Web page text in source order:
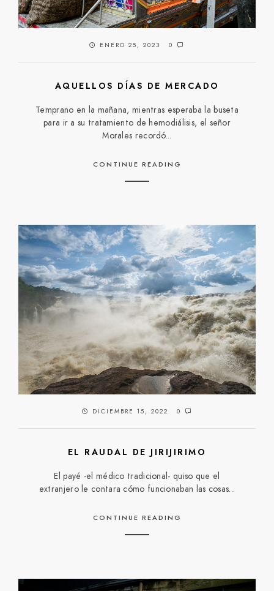
ENERO 25, 2023 0
AQUELLOS DÍAS DE MERCADO
Temprano en la mañana, mientras esperaba la buseta
para ir a su tratamiento de hemodiálisis, el señor
Morales recordó...
CONTINUE READING
DICIEMBRE 15, 2022 0
EL RAUDAL DE JIRIJIRIMO
El payé -el médico tradicional- quiso que el
extranjero le contara cómo funcionaban las cosas...
CONTINUE READING